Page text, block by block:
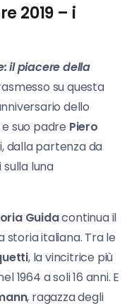
2019 – i
il piacere della
su questa
dello
e suo padre Piero
dalla partenza da
luna
Guidacontinua il
storia italiana. Tra le
, la vincitrice più
1964 a soli 16 anni. E
, ragazza degli